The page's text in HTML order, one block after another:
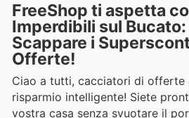
FreeShop ti aspetta
Imperdibili sul
Scappare i
Offerte!
Ciao a tutti, cacciatori di offerte
risparmio intelligente! Siete
vostra casa senza svuotare il